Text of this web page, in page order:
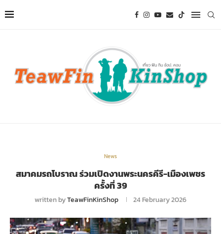
News
สมาคมรถโบราณ ร่วมเปิดงานพระนครคีรี-เมืองเพชร
ครั้งที่ 39
written byTeawFinKinShop 24 February 2026